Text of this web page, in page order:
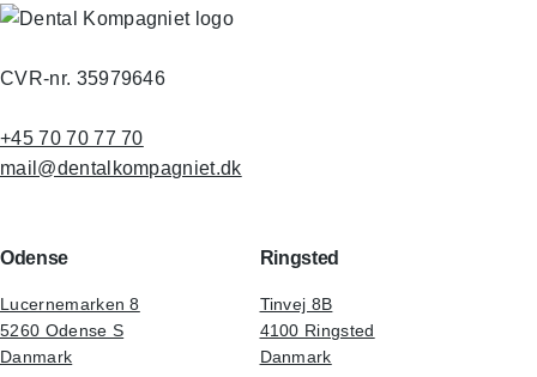
CVR-nr. 35979646
+45 70 70 77 70
mail@dentalkompagniet.dk
Odense
Lucernemarken 8
5260 Odense S
Danmark
Ringsted
Tinvej 8B
4100 Ringsted
Danmark